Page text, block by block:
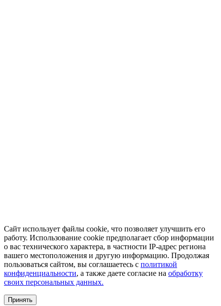
Сайт использует файлы cookie, что позволяет улучшить его
работу. Использование cookie предполагает сбор информации
о вас технического характера, в частности IP-адрес региона
вашего местоположения и другую информацию. Продолжая
пользоваться сайтом, вы соглашаетесь с политикой
конфиденциальности, а также даете согласие на обработку
своих персональных данных.
Принять